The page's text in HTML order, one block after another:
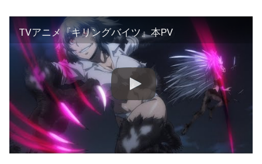
TVアニメ『キリングバイツ』本PV